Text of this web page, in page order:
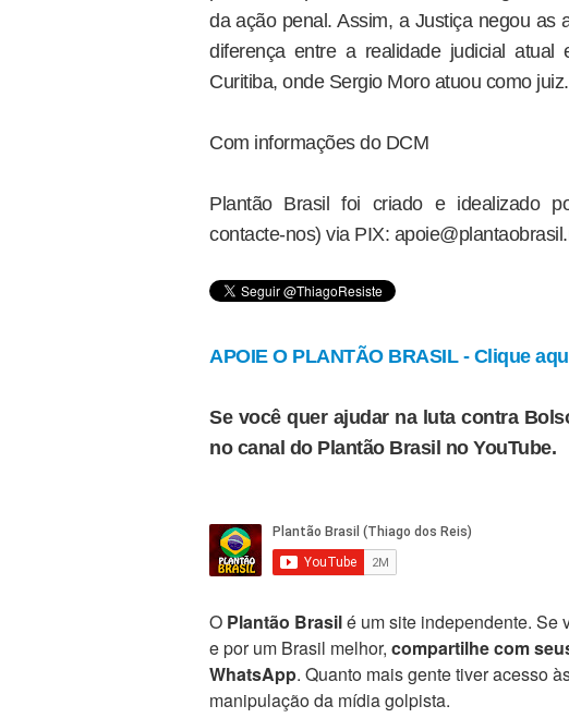
da ação penal. Assim, a Justiça negou as
diferença entre a realidade judicial
Curitiba, onde Sergio Moro atuou como juiz.
Com informações do DCM
Plantão Brasil foi criado e idealizado
contacte-nos) via PIX:
APOIE O PLANTÃO BRASIL - Clique
Se você quer ajudar na luta contra
no canal do Plantão Brasil no YouTube.
O Plantão Brasilé um site independente. Se
e por um Brasil melhor, compartilhe com
WhatsApp. Quanto mais gente tiver acesso
manipulação da mídia golpista.